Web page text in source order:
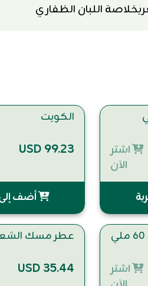
اللبان الظفاري
اشتر
الآن
الكويت
USD 99.23
أضف إلى
اشتر
عطر مسك الشعلة 60
USD 35.44